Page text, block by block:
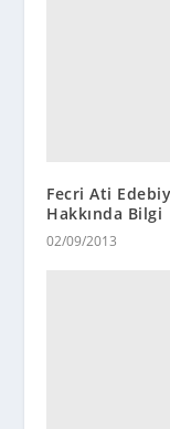
Fecri Ati
Hakkında Bilgi
02/09/2013